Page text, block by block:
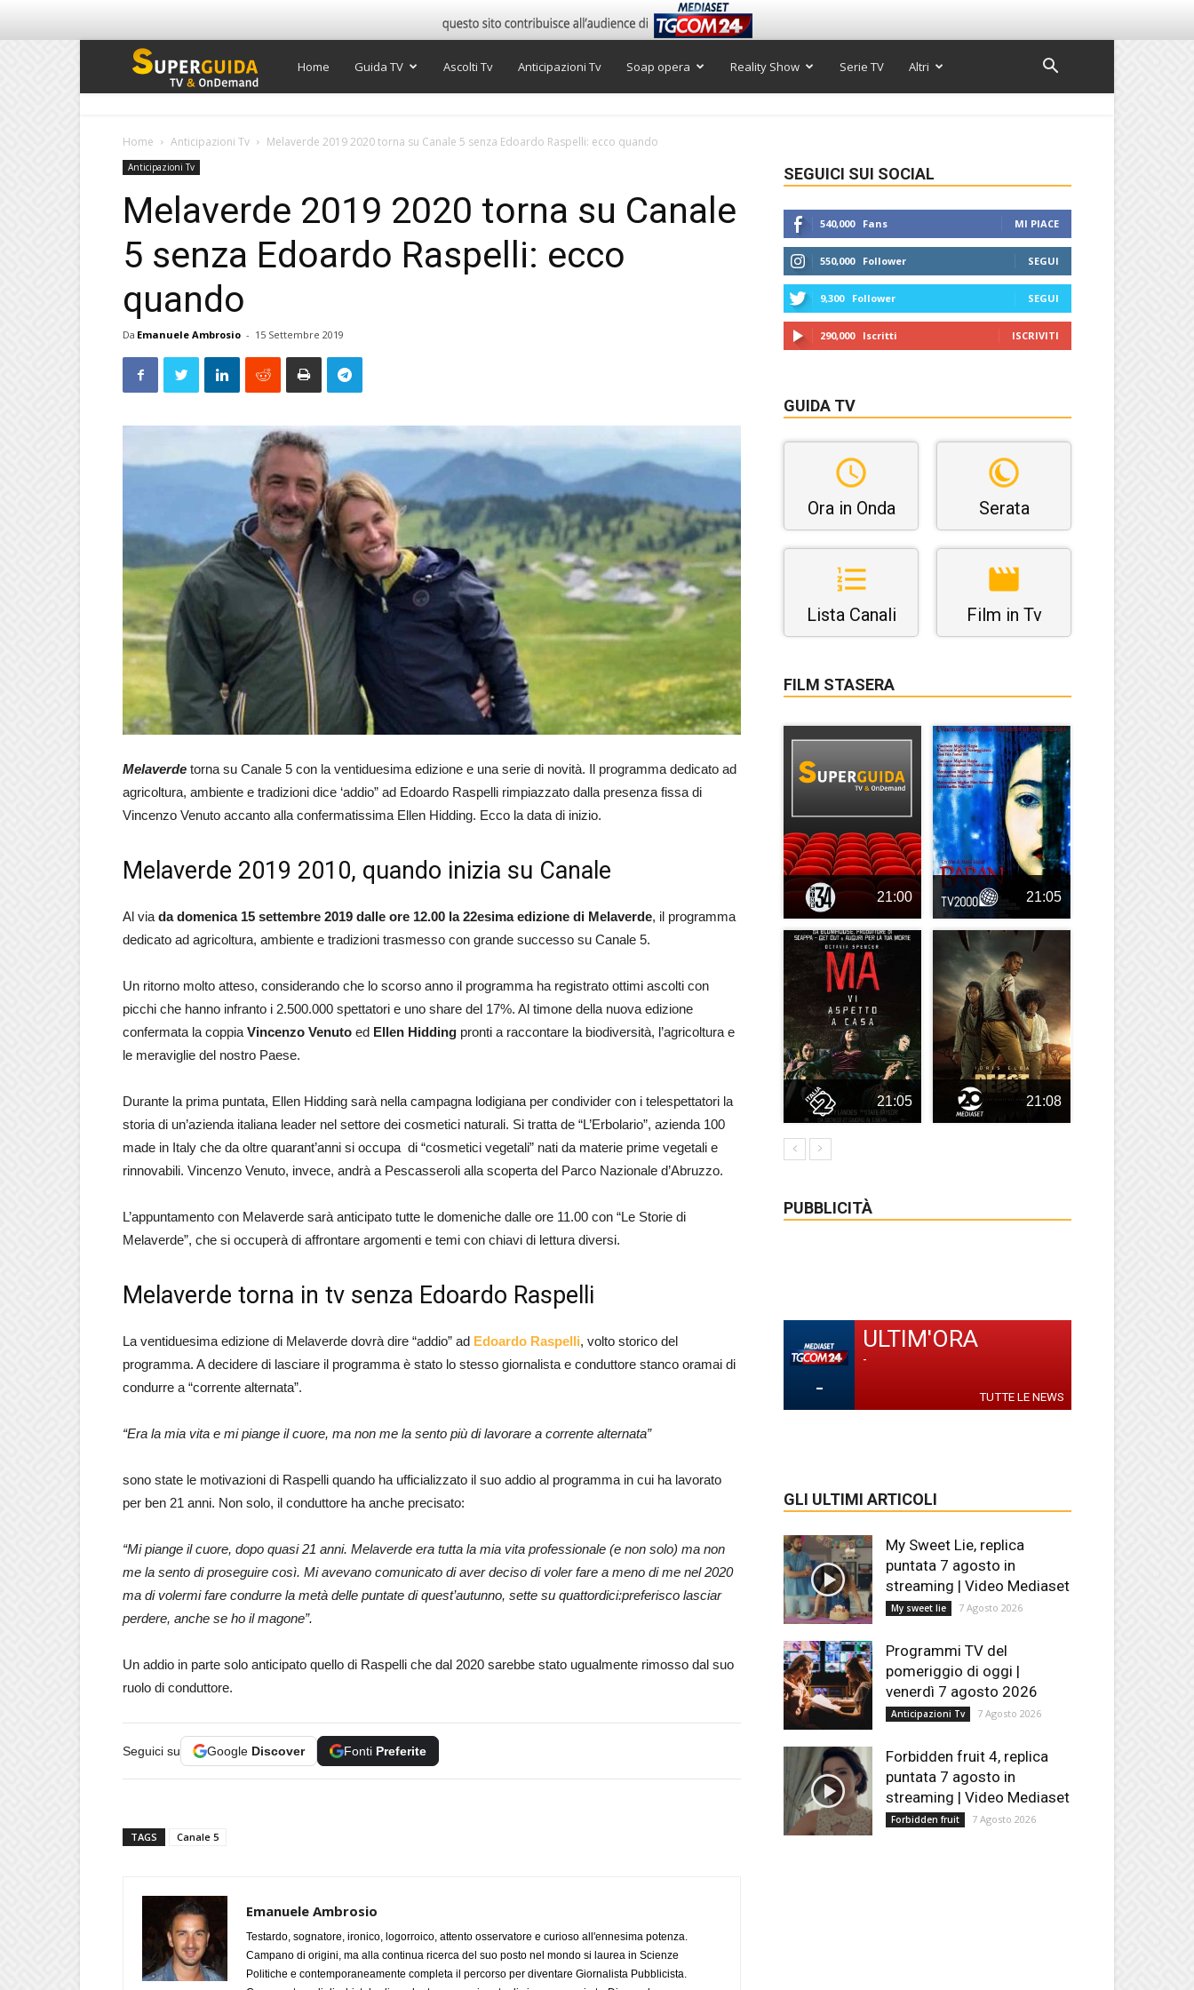
Super
Home Guida TV Ascolti Tv Anticipazioni Tv Soap opera Reality Show Serie TV Altri
Home Anticipazioni Tv Melaverde 2019 2020 torna su Canale 5 senza Edoardo Raspelli: ecco quando
Anticipazioni Tv
Melaverde 2019 2020 torna su Canale
5 senza Edoardo Raspelli: ecco
quando
Da Emanuele Ambrosio - 15 Settembre 2019
Melaverde torna su Canale 5 con la ventiduesima edizione e una serie di novità. Il programma dedicato ad
agricoltura, ambiente e tradizioni dice ‘addio” ad Edoardo Raspelli rimpiazzato dalla presenza fissa di
Vincenzo Venuto accanto alla confermatissima Ellen Hidding. Ecco la data di inizio.
Melaverde 2019 2010, quando inizia su Canale
Al via da domenica 15 settembre 2019 dalle ore 12.00 la 22esima edizione di Melaverde, il programma
dedicato ad agricoltura, ambiente e tradizioni trasmesso con grande successo su Canale 5.
Un ritorno molto atteso, considerando che lo scorso anno il programma ha registrato ottimi ascolti con
picchi che hanno infranto i 2.500.000 spettatori e uno share del 17%. Al timone della nuova edizione
confermata la coppia Vincenzo Venuto ed Ellen Hidding pronti a raccontare la biodiversità, l’agricoltura e
le meraviglie del nostro Paese.
Durante la prima puntata, Ellen Hidding sarà nella campagna lodigiana per condivider con i telespettatori la
storia di un’azienda italiana leader nel settore dei cosmetici naturali. Si tratta de “L’Erbolario”, azienda 100
made in Italy che da oltre quarant’anni si occupa di “cosmetici vegetali” nati da materie prime vegetali e
rinnovabili. Vincenzo Venuto, invece, andrà a Pescasseroli alla scoperta del Parco Nazionale d’Abruzzo.
L’appuntamento con Melaverde sarà anticipato tutte le domeniche dalle ore 11.00 con “Le Storie di
Melaverde”, che si occuperà di affrontare argomenti e temi con chiavi di lettura diversi.
Melaverde torna in tv senza Edoardo Raspelli
La ventiduesima edizione di Melaverde dovrà dire “addio” ad Edoardo Raspelli, volto storico del
programma. A decidere di lasciare il programma è stato lo stesso giornalista e conduttore stanco oramai di
condurre a “corrente alternata”.
“Era la mia vita e mi piange il cuore, ma non me la sento più di lavorare a corrente alternata”
sono state le motivazioni di Raspelli quando ha ufficializzato il suo addio al programma in cui ha lavorato
per ben 21 anni. Non solo, il conduttore ha anche precisato:
“Mi piange il cuore, dopo quasi 21 anni. Melaverde era tutta la mia vita professionale (e non solo) ma non
me la sento di proseguire così. Mi avevano comunicato di aver deciso di voler fare a meno di me nel 2020
ma di volermi fare condurre la metà delle puntate di quest’autunno, sette su quattordici:preferisco lasciar
perdere, anche se ho il magone”.
Un addio in parte solo anticipato quello di Raspelli che dal 2020 sarebbe stato ugualmente rimosso dal suo
ruolo di conduttore.
Seguici su Google Discover Fonti Preferite
TAGS Canale 5
Emanuele Ambrosio
Testardo, sognatore, ironico, logorroico, attento osservatore e curioso all'ennesima potenza.
Campano di origini, ma alla continua ricerca del suo posto nel mondo si laurea in Scienze
Politiche e contemporaneamente completa il percorso per diventare Giornalista Pubblicista.
SEGUICI SUI SOCIAL
540,000 Fans MI PIACE
550,000 Follower SEGUI
9,300 Follower SEGUI
290,000 Iscritti ISCRIVITI
GUIDA TV
Ora in Onda Serata
Lista Canali Film in Tv
FILM STASERA
21:00 21:05
21:05 21:08
PUBBLICITÀ
-
ULTIM'ORA
-
TUTTE LE NEWS
GLI ULTIMI ARTICOLI
My Sweet Lie, replica
puntata 7 agosto in
streaming | Video Mediaset
My sweet lie 7 Agosto 2026
Programmi TV del
pomeriggio di oggi |
venerdì 7 agosto 2026
Anticipazioni Tv 7 Agosto 2026
Forbidden fruit 4, replica
puntata 7 agosto in
streaming | Video Mediaset
Forbidden fruit 7 Agosto 2026